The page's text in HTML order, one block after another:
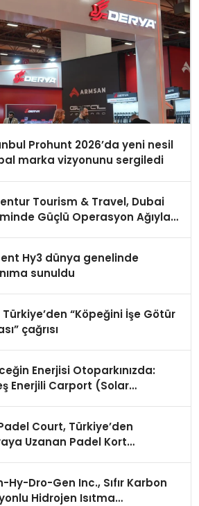
Prohunt 2026’da yeni nesil
marka vizyonunu sergiledi
Tourism & Travel, Dubai
Güçlü Operasyon Ağıyla
Hy3 dünya genelinde
sunuldu
Türkiye’den “Köpeğini İşe Götür
çağrısı
Enerjisi Otoparkınızda:
Enerjili Carport (Solar
Court, Türkiye’den
Uzanan Padel Kort
Hy-Dro-Gen Inc., Sıfır Karbon
Hidrojen Isıtma